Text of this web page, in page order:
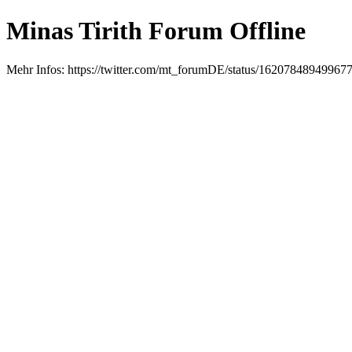
Minas Tirith Forum Offline
Mehr Infos: https://twitter.com/mt_forumDE/status/